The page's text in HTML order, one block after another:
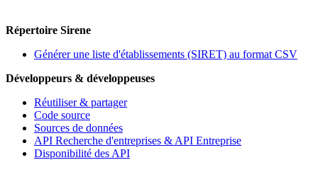
Répertoire Sirene
Générer une liste d'établissements (SIRET) au format CSV
Développeurs & développeuses
Réutiliser & partager
Code source
Sources de données
API Recherche d'entreprises & API Entreprise
Disponibilité des API